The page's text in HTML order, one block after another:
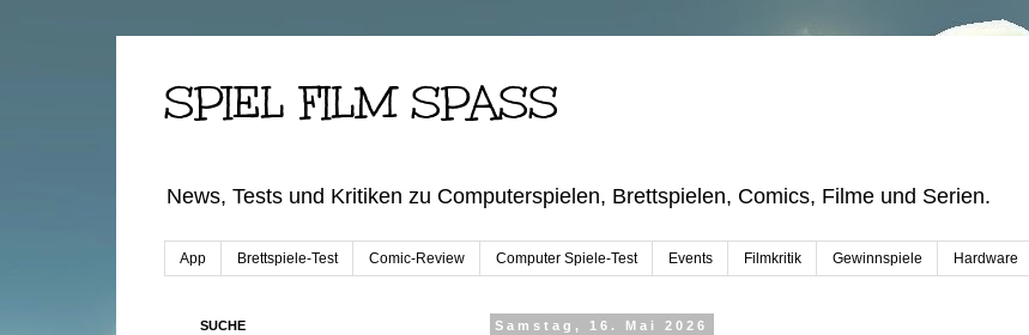
SPIEL FILM SPASS
News, Tests und Kritiken zu Computerspielen, Brettspielen, Comics, Filme und Serien.
App Brettspiele-Test Comic-Review Computer Spiele-Test Events Filmkritik Gewinnspiele Hardware
Samstag, 16. Mai 2026
SUCHE